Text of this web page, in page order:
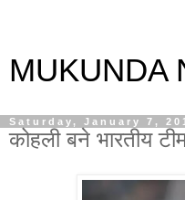
MUKUNDA
Saturday, January 7,
कोहली बने भारतीय